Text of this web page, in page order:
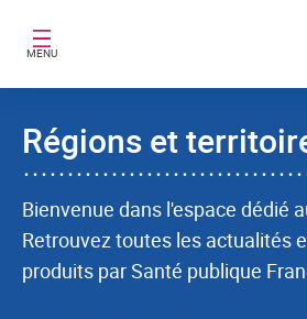
MENU
Régions et
Bienvenue dans l'espace dédié
Retrouvez toutes les actualités
produits par Santé publique